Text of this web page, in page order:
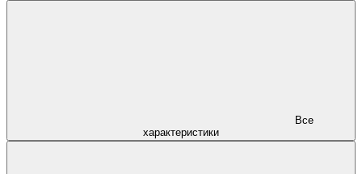
характеристики